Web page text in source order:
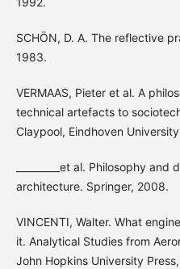
SCHÖN, D. A. The reflective
1983.
VERMAAS, Pieter et al. A
technical artefacts to
Claypool, Eindhoven
_________et al. Philosophy
architecture. Springer, 2008.
VINCENTI, Walter. What
it. Analytical Studies from
John Hopkins University